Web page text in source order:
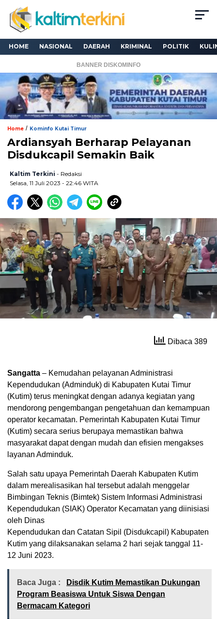
HOME NASIONAL DAERAH KRIMINAL POLITIK
BANNER DISKOMINFO
Home / Kominfo Kutai Timur
Ardiansyah Berharap Pelayanan
Disdukcapil Semakin Baik
Kaltim Terkini - Redaksi
Selasa, 11 Juli 2023 - 22:46 WITA
Dibaca 389
Sangatta – Kemudahan pelayanan Administrasi
Kependudukan (Adminduk) di Kabupaten Kutai Timur
(Kutim) terus meningkat dengan adanya kegiatan yang
mendorong pengembangan pengetahuan dan kemampuan
operator kecamatan. Pemerintah Kabupaten Kutai Timur
(Kutim) secara serius berupaya memastikan bahwa
masyarakat dapat dengan mudah dan efisien mengakses
layanan Adminduk.
Salah satu upaya Pemerintah Daerah Kabupaten Kutim
dalam merealisasikan hal tersebut adalah menggelar
Bimbingan Teknis (Bimtek) Sistem Informasi Administrasi
Kependudukan (SIAK) Operator Kecamatan yang diinisiasi
oleh Dinas
Kependudukan dan Catatan Sipil (Disdukcapil) Kabupaten
Kutim yang dilaksanakan selama 2 hari sejak tanggal 11-
12 Juni 2023.
Baca Juga :
Disdik Kutim Memastikan Dukungan
Program Beasiswa Untuk Siswa Dengan
Bermacam Kategori